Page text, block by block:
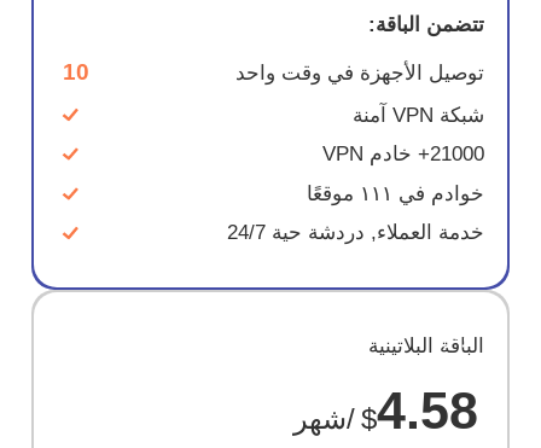
تتضمن الباقة:
توصيل الأجهزة في وقت واحد 10
شبكة VPN آمنة
21000+ خادم VPN
خوادم في ١١١ موقعًا
خدمة العملاء, دردشة حية 24/7
وفر
67%
الباقة البلاتينية
$4.58 /شهر